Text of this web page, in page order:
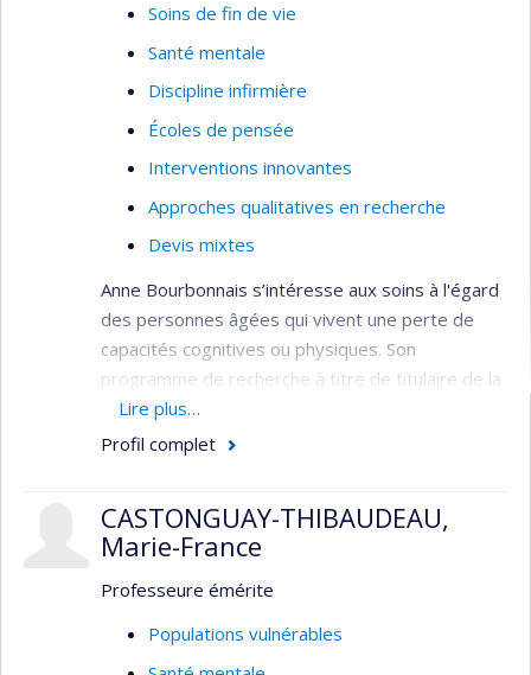
Soins de fin de vie
Santé mentale
Discipline infirmière
Écoles de pensée
Interventions innovantes
Approches qualitatives en recherche
Devis mixtes
Anne Bourbonnais s’intéresse aux soins à l'égard
des personnes âgées qui vivent une perte de
capacités cognitives ou physiques. Son
programme de recherche à titre de titulaire de la
Chaire de recherche en soins infirmiers à la
personne âgée et à la famille et de la Chaire de
la qualité de vie des personnes âgées vivant avec
un trouble neurocognitif majeur et de leurs
personnes proches aidantes. Plus
comprendre l’expérience et les comportements
Lire plus…
Profil complet
CASTONGUAY-THIBAUDEAU,
Marie-France
Professeure émérite
Populations vulnérables